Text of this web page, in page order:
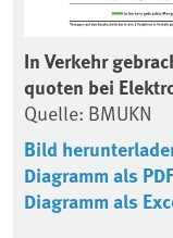
In Verkehr
quoten bei
Quelle: BMUKN
Bild
Diagramm als PDF
Diagramm als